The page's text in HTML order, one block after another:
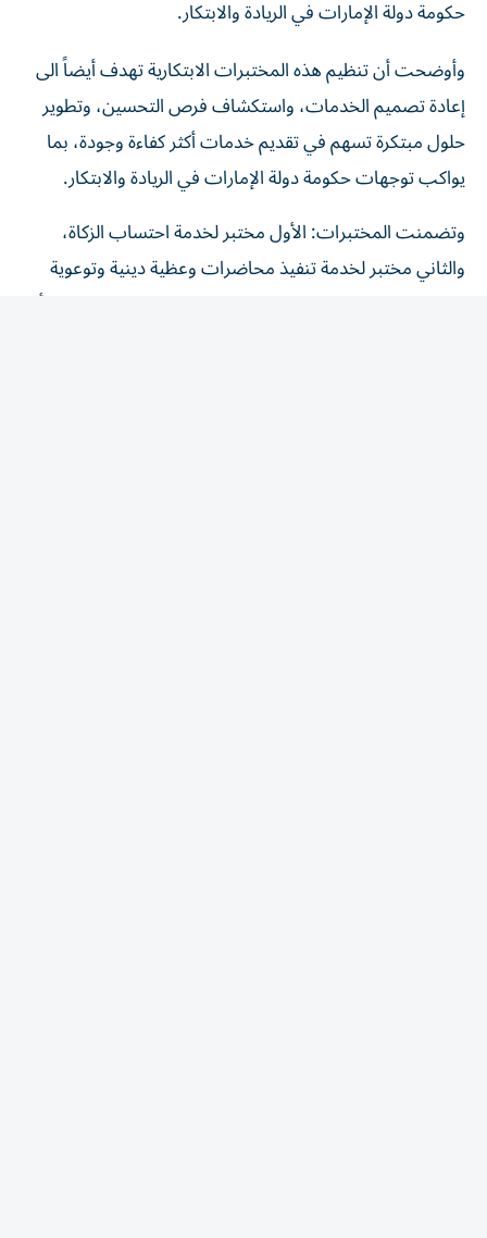
حكومة دولة الإمارات في الريادة والابتكار.
وأوضحت أن تنظيم هذه المختبرات الابتكارية تهدف أيضاً الى
إعادة تصميم الخدمات، واستكشاف فرص التحسين، وتطوير
حلول مبتكرة تسهم في تقديم خدمات أكثر كفاءة وجودة، بما
يواكب توجهات حكومة دولة الإمارات في الريادة والابتكار.
وتضمنت المختبرات: الأول مختبر لخدمة احتساب الزكاة،
والثاني مختبر لخدمة تنفيذ محاضرات وعظية دينية وتوعوية
للمجتمع، والثالث مختبر لخدمة بلاغ صيانة ونظافة المساجد أو